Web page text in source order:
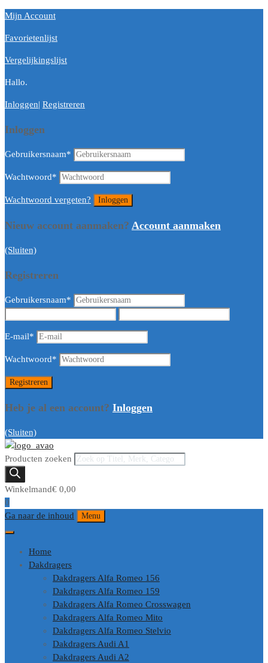
Mijn Account
Favorietenlijst
Vergelijkingslijst
Hallo.
Inloggen| Registreren
Inloggen
Gebruikersnaam*
Wachtwoord*
Wachtwoord vergeten?
Nieuw account aanmaken? Account aanmaken
(Sluiten)
Registreren
Gebruikersnaam*
E-mail*
Wachtwoord*
Heb je al een account? Inloggen
(Sluiten)
Producten zoeken
Winkelmand€ 0,00
0
Ga naar de inhoud
Menu
Home
Dakdragers
Dakdragers Alfa Romeo 156
Dakdragers Alfa Romeo 159
Dakdragers Alfa Romeo Crosswagen
Dakdragers Alfa Romeo Mito
Dakdragers Alfa Romeo Stelvio
Dakdragers Audi A1
Dakdragers Audi A2